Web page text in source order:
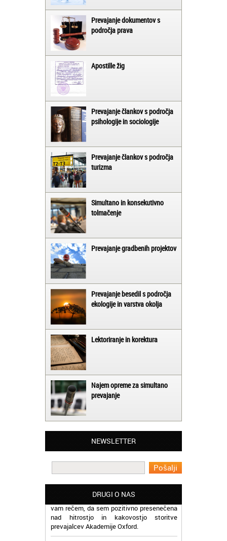
Prevajanje dokumentov s
področja prava
Apostille žig
Prevajanje člankov s področja
psihologije in sociologije
Prevajanje člankov s področja
turizma
Simultano in konsekutivno
tolmačenje
Prevajanje gradbenih projektov
Prevajanje besedil s področja
ekologije in varstva okolja
Lektoriranje in korektura
Najem opreme za simultano
prevajanje
NEWSLETTER
DRUGI O NAS
Matjaž iz Ajdovščine:
Lahko pohvalim vse zaposlene v Akademiji
Oxford, ker so resnično profesionalni in
prevajalske storitve opravljajo hitro in
Potrebovala sem prevajanje iz
madžarskega v slovenski jezik in lahko
vam rečem, da sem pozitivno presenečena
nad hitrostjo in kakovostjo storitve
prevajalcev Akademije Oxford.
Jaka iz Bovca: